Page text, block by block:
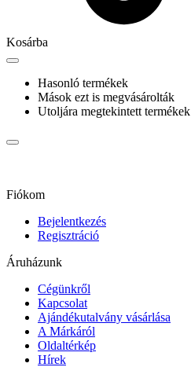
Kosárba
Hasonló termékek
Mások ezt is megvásárolták
Utoljára megtekintett termékek
Fiókom
Bejelentkezés
Regisztráció
Áruházunk
Cégünkről
Kapcsolat
Ajándékutalvány vásárlása
A Márkáról
Oldaltérkép
Hírek